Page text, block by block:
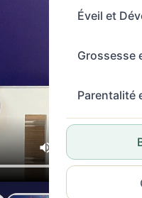
Éveil et
Grossesse
Parentalité